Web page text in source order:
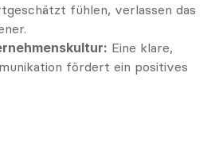
fühlen, verlassen das
Eine klare,
fördert ein positives